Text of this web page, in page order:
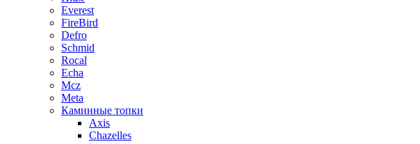
Everest
FireBird
Defro
Schmid
Rocal
Echa
Mcz
Meta
Каминные топки
Axis
Chazelles